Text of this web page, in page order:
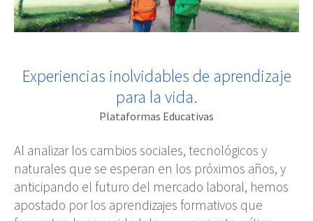
Experiencias inolvidables de aprendizaje
para la vida.
Plataformas Educativas
Al analizar los cambios sociales, tecnológicos y
naturales que se esperan en los próximos años, y
anticipando el futuro del mercado laboral, hemos
apostado por los aprendizajes formativos que